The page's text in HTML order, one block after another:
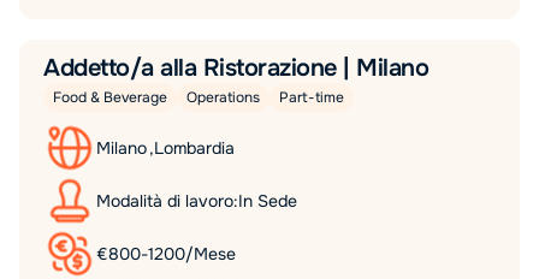
Addetto/a alla Ristorazione | Milano
Food & Beverage Operations Part-time
Milano,Lombardia
Modalità di lavoro:In Sede
€800-1200/Mese